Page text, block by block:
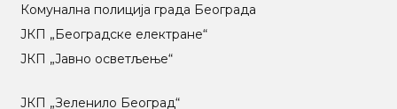
Комунална полиција града Београда
ЈКП „Београдске електране“
ЈКП „Јавно осветљење“
ЈКП „Зеленило Београд“